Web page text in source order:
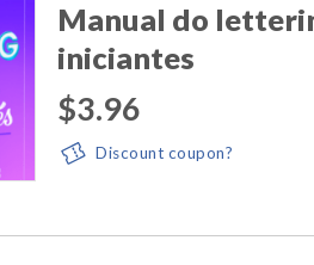
Manual do
iniciantes
$3.96
Discount coupon?